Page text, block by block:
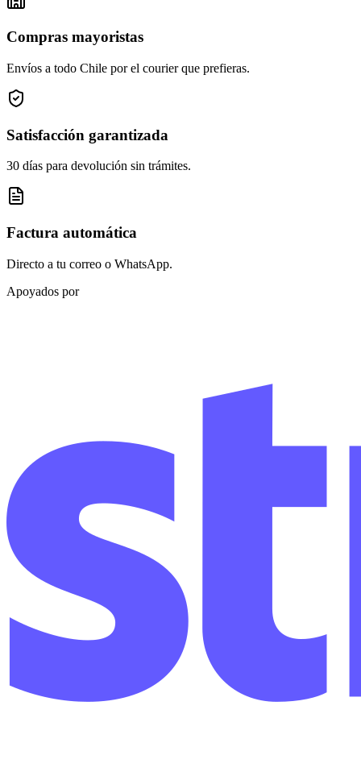
Compras mayoristas
Envíos a todo Chile por el courier que prefieras.
Satisfacción garantizada
30 días para devolución sin trámites.
Factura automática
Directo a tu correo o WhatsApp.
Apoyados por